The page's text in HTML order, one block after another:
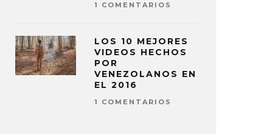
1 COMENTARIOS
LOS 10 MEJORES
VIDEOS HECHOS
POR
VENEZOLANOS EN
EL 2016
1 COMENTARIOS